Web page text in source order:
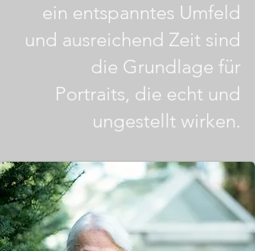
ein entspanntes Umfeld
und ausreichend Zeit sind
die Grundlage für
Portraits, die echt und
ungestellt wirken.